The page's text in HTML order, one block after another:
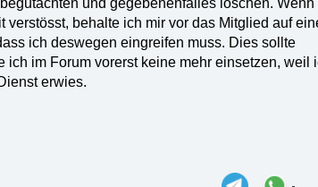
und gegebenenfalles löschen. Wenn
behalte ich mir vor das Mitglied auf
ich deswegen eingreifen muss. Dies sollte
im Forum vorerst keine mehr einsetzen, weil
erwies.